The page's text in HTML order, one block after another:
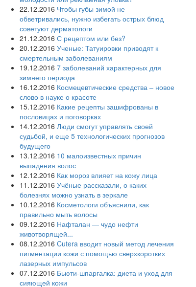
22.12.2016 Чтобы губы зимой не
обветривались, нужно избегать острых блюд
советуют дерматологи
21.12.2016 С рецептом или без?
20.12.2016 Ученые: Татуировки приводят к
смертельным заболеваниям
19.12.2016 7 заболеваний характерных для
зимнего периода
16.12.2016 Космецевтические средства – новое
слово в науке о красоте
15.12.2016 Какие рецепты зашифрованы в
пословицах и поговорках
14.12.2016 Люди смогут управлять своей
судьбой, и еще 5 технологических прогнозов
будущего
13.12.2016 10 малоизвестных причин
выпадения волос
12.12.2016 Как мороз влияет на кожу лица
11.12.2016 Учёные рассказали, о каких
болезнях можно узнать в зеркале
10.12.2016 Косметологи объяснили, как
правильно мыть волосы
09.12.2016 Нафталан — чудо нефти
животворящей...
08.12.2016 Cutera вводит новый метод лечения
пигментации кожи с помощью сверхкоротких
лазерных импульсов
07.12.2016 Бьюти-шпаргалка: диета и уход для
сияющей кожи